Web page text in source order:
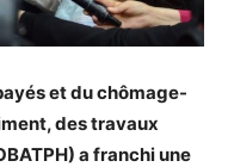
et du chômage-
des travaux
a franchi une